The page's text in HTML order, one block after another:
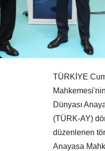
TÜRKİYE
Dünyası
(TÜRK-AY)
düzenlenen
Anayasa